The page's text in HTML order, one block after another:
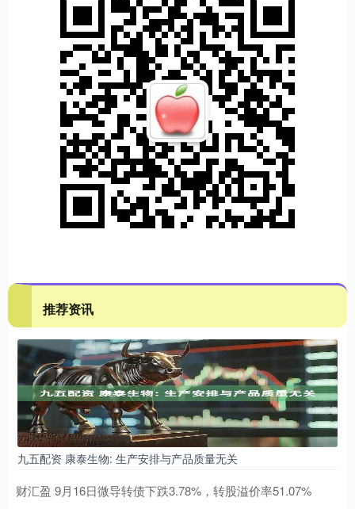
推荐资讯
九五配资 康泰生物: 生产安排与产品质量无关
财汇盈 9月16日微导转债下跌3.78%，转股溢价率51.07%